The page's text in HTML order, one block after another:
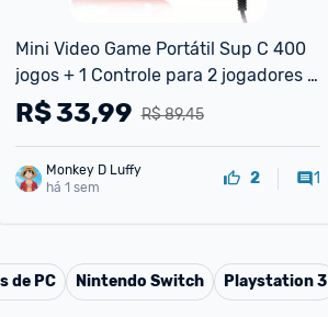
Mini Video Game Portátil Sup C 400
jogos + 1 Controle para 2 jogadores
Console
R$ 89,45
R$33,99
Monkey D Luffy
há 1 sem
2 1
de PC Nintendo Switch Playstation 3